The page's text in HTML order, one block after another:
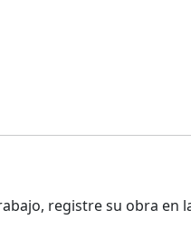
registre su obra en